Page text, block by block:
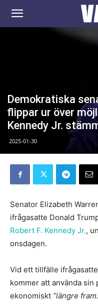
VAKEN.se
Demokratiska
flippar ur över
Kennedy Jr.
2025-01-30
Senator Elizabeth
ifrågasatte Donald
Robert F. Kennedy Jr.,
onsdagen.
Vid ett tillfälle
kommer att använda
ekonomiskt ”längre